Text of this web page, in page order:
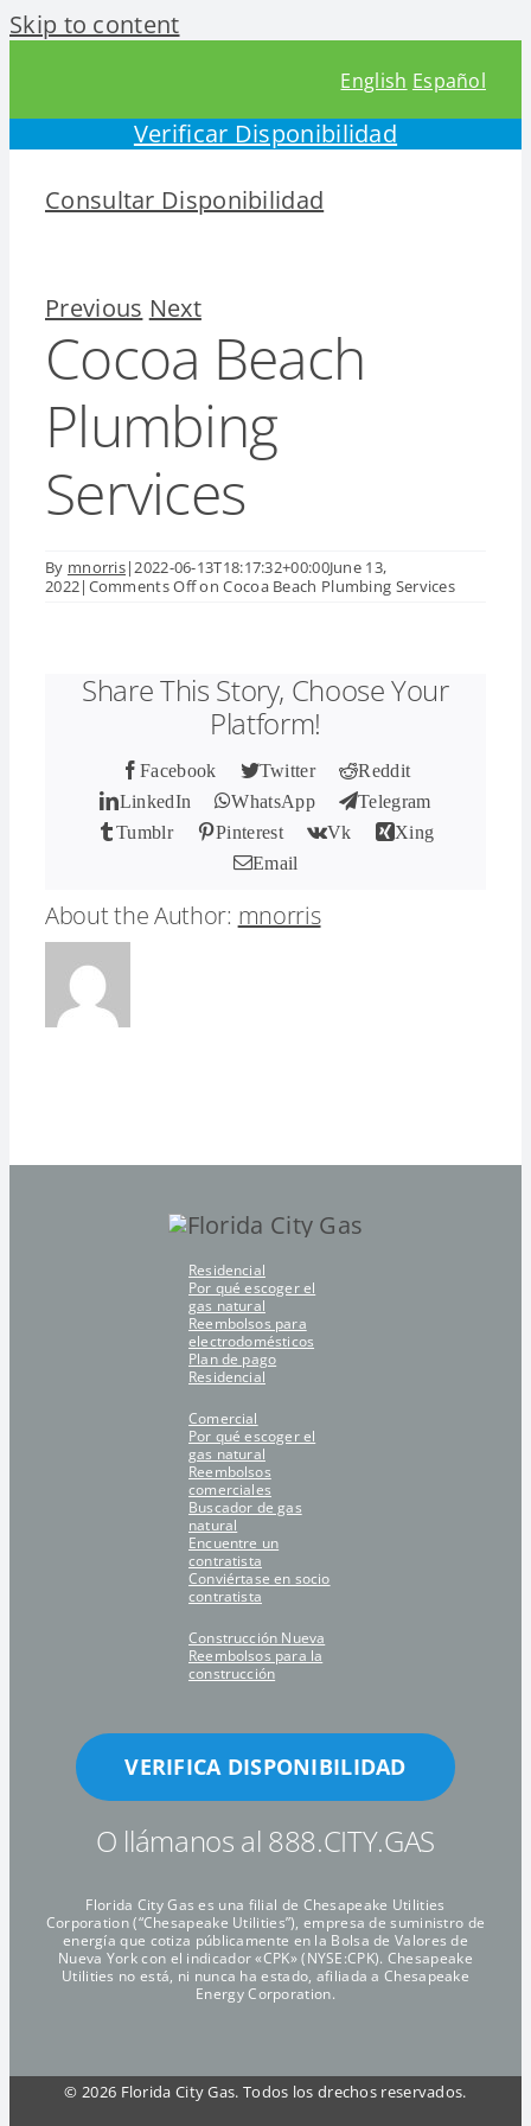
Skip to content
English Español
Verificar Disponibilidad
Consultar Disponibilidad
Previous Next
Cocoa Beach
Plumbing
Services
By mnorris| 2022-06-13T18:17:32+00:00June 13,
2022| Comments Offon Cocoa Beach Plumbing Services
Share This Story, Choose Your
Platform!
Facebook Twitter
Reddit
LinkedIn
WhatsApp
Telegram
Tumblr
Pinterest Vk
Xing
Email
About the Author: mnorris
Residencial
Por qué escoger el
gas natural
Reembolsos para
electrodomésticos
Plan de pago
Residencial
Comercial
Por qué escoger el
gas natural
Reembolsos
comerciales
Buscador de gas
natural
Encuentre un
contratista
Conviértase en socio
contratista
Construcción Nueva
Reembolsos para la
construcción
VERIFICA DISPONIBILIDAD
O llámanos al 888.CITY.GAS
Florida City Gas es una filial de Chesapeake Utilities
Corporation (“Chesapeake Utilities”), empresa de suministro de
energía que cotiza públicamente en la Bolsa de Valores de
Nueva York con el indicador «CPK» (NYSE:CPK). Chesapeake
Utilities no está, ni nunca ha estado, afiliada a Chesapeake
Energy Corporation.
© 2026 Florida City Gas. Todos los drechos reservados.